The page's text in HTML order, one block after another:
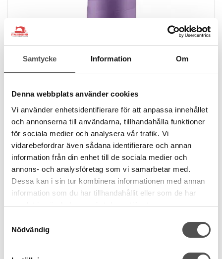
Samtycke Information Om
Denna webbplats använder cookies
Vi använder enhetsidentifierare för att anpassa innehållet
och annonserna till användarna, tillhandahålla funktioner
för sociala medier och analysera vår trafik. Vi
vidarebefordrar även sådana identifierare och annan
information från din enhet till de sociala medier och
annons- och analysföretag som vi samarbetar med.
Dessa kan i sin tur kombinera informationen med annan
information som du har tillhandahållit eller som de har
samlat in när du har använt deras tjänster.
Nödvändig
Amann
Overlocktråd Trojalock färg 0009 Ljuslila
2-trådig Nr 120
2500 meter
55 färger
69 kr
KÖP